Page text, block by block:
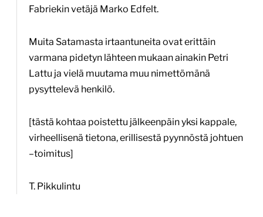
Fabriekin vetäjä Marko Edfelt.
Muita Satamasta irtaantuneita ovat erittäin
varmana pidetyn lähteen mukaan ainakin Petri
Lattu ja vielä muutama muu nimettömänä
pysyttelevä henkilö.
[tästä kohtaa poistettu jälkeenpäin yksi kappale,
virheellisenä tietona, erillisestä pyynnöstä johtuen
–toimitus]
T. Pikkulintu